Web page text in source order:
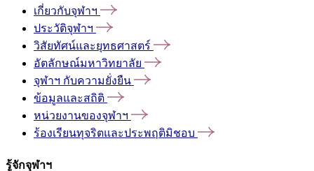
เกี่ยวกับจุฬาฯ
ประวัติจุฬาฯ
วิสัยทัศน์และยุทธศาสตร์
อัตลักษณ์มหาวิทยาลัย
จุฬาฯ กับความยั่งยืน
ข้อมูลและสถิติ
หน่วยงานของจุฬาฯ
ร้องเรียนทุจริตและประพฤติมิชอบ
รู้จักจุฬาฯ